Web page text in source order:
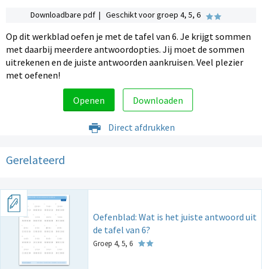
Downloadbare pdf | Geschikt voor groep 4, 5, 6
Op dit werkblad oefen je met de tafel van 6. Je krijgt sommen
met daarbij meerdere antwoordopties. Jij moet de sommen
uitrekenen en de juiste antwoorden aankruisen. Veel plezier
met oefenen!
Openen Downloaden
Direct afdrukken
Gerelateerd
Oefenblad: Wat is het juiste antwoord uit
de tafel van 6?
Groep 4, 5, 6